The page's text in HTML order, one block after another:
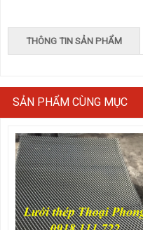
THÔNG TIN SẢN PHẨM
SẢN PHẨM CÙNG MỤC